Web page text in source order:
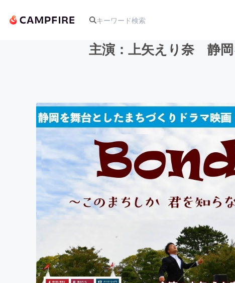
アート・写真
テクノロジー・ガジェット
映像・映画
ビジネス・起業
主演：上矢えり奈 静